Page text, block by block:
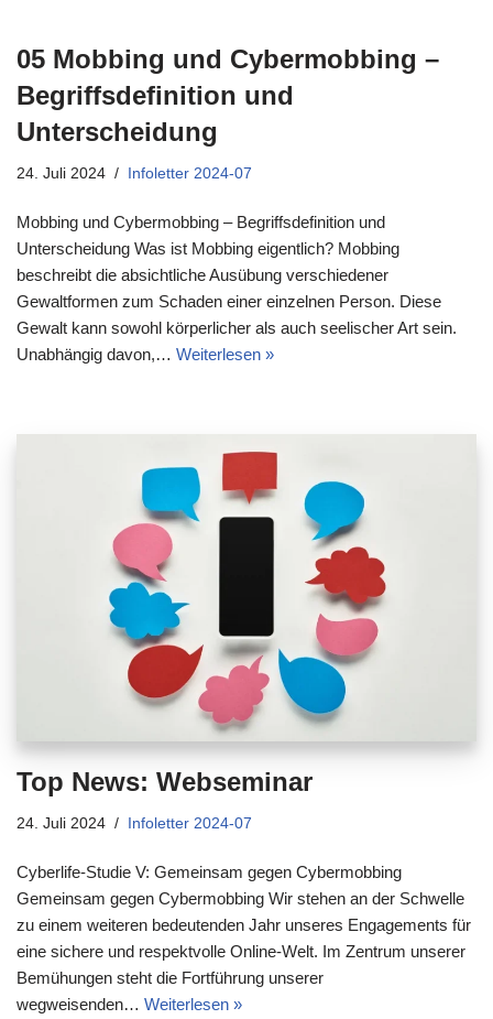
05 Mobbing und Cybermobbing –
Begriffsdefinition und
Unterscheidung
24. Juli 2024 Infoletter 2024-07
Mobbing und Cybermobbing – Begriffsdefinition und
Unterscheidung Was ist Mobbing eigentlich? Mobbing
beschreibt die absichtliche Ausübung verschiedener
Gewaltformen zum Schaden einer einzelnen Person. Diese
Gewalt kann sowohl körperlicher als auch seelischer Art sein.
Unabhängig davon,… Weiterlesen »
Top News: Webseminar
24. Juli 2024 Infoletter 2024-07
Cyberlife-Studie V: Gemeinsam gegen Cybermobbing
Gemeinsam gegen Cybermobbing Wir stehen an der Schwelle
zu einem weiteren bedeutenden Jahr unseres Engagements für
eine sichere und respektvolle Online-Welt. Im Zentrum unserer
Bemühungen steht die Fortführung unserer
wegweisenden… Weiterlesen »